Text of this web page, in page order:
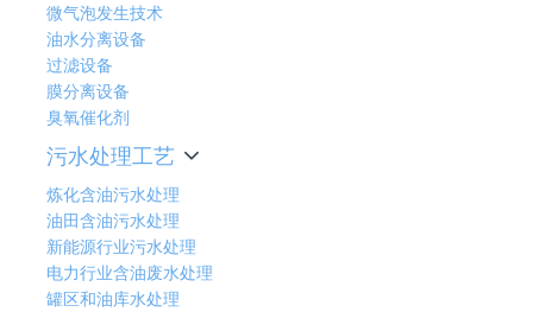
微气泡发生技术
油水分离设备
过滤设备
膜分离设备
臭氧催化剂
污水处理工艺
炼化含油污水处理
油田含油污水处理
新能源行业污水处理
电力行业含油废水处理
罐区和油库水处理